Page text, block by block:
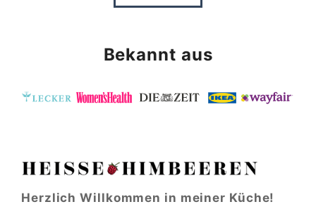
Bekannt aus
Herzlich Willkommen in meiner Küche!